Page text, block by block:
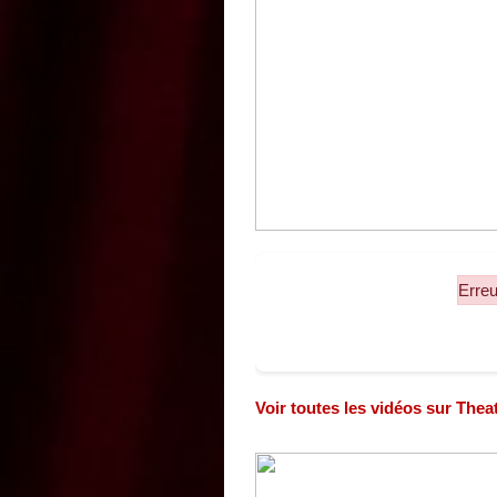
Voir toutes les vidéos sur